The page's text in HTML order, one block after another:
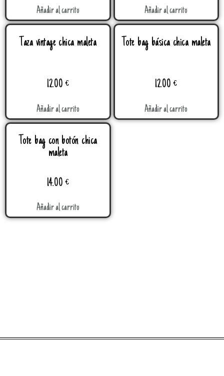
Añadir al carrito Añadir al carrito
Taza vintage chica maleta
12.00 €
Añadir al carrito
Tote bag básica chica maleta
12.00€
Añadir al carrito
Tote bag con botón chica
maleta
14.00 €
Añadir al carrito